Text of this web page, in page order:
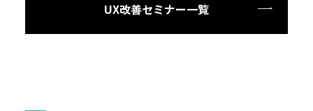
UX改善セミナー一覧